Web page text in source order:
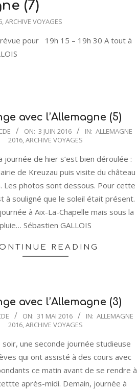
(7)
,ARCHIVE VOYAGES
pour 19h 15 – 19h 30 A tout à
avec l’Allemagne (5)
ON: 3 JUIN 2016 IN: ALLEMAGNE
2016,ARCHIVE VOYAGES
de hier s’est bien déroulée :
de Kreuzau puis visite du château
Les photos sont dessous. Pour cette
à souligné que le soleil était présent.
à Aix-La-Chapelle mais sous la
pluie… Sébastien GALLOIS
READING
avec l’Allemagne (3)
ON: 31 MAI 2016 IN: ALLEMAGNE
2016,ARCHIVE VOYAGES
soir, une seconde journée studieuse
qui ont assisté à des cours avec
ce matin avant de se rendre à
après-midi. Demain, journée à